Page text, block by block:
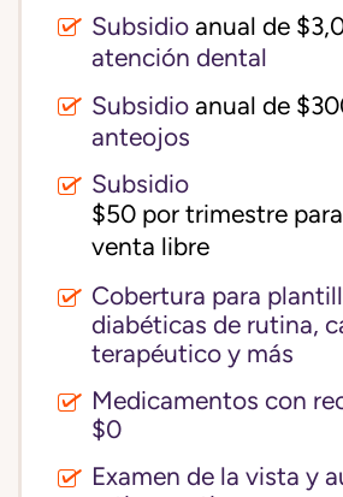
Subsidio anual de
atención dental
Subsidio anual de
anteojos
Subsidio
$50 por trimestre
venta libre
Cobertura para
diabéticas de rutina,
terapéutico y más
Medicamentos con
$0
Examen de la vista y